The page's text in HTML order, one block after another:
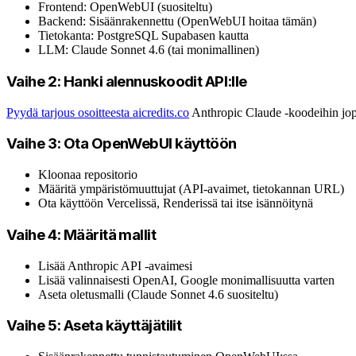
Frontend: OpenWebUI (suositeltu)
Backend: Sisäänrakennettu (OpenWebUI hoitaa tämän)
Tietokanta: PostgreSQL Supabasen kautta
LLM: Claude Sonnet 4.6 (tai monimallinen)
Vaihe 2: Hanki alennuskoodit API:lle
Pyydä tarjous osoitteesta aicredits.co Anthropic Claude -koodeihin
Vaihe 3: Ota OpenWebUI käyttöön
Kloonaa repositorio
Määritä ympäristömuuttujat (API-avaimet, tietokannan URL)
Ota käyttöön Vercelissä, Renderissä tai itse isännöitynä
Vaihe 4: Määritä mallit
Lisää Anthropic API -avaimesi
Lisää valinnaisesti OpenAI, Google monimallisuutta varten
Aseta oletusmalli (Claude Sonnet 4.6 suositeltu)
Vaihe 5: Aseta käyttäjätilit